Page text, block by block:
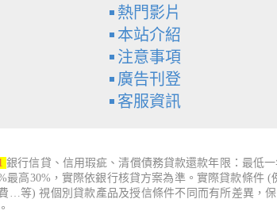
熱門影片
本站介紹
注意事項
廣告刊登
客服資訊
銀行信貸、信用瑕疵、清償債務貸款還款年限：最低
最高30%，實際依銀行核貸方案為準。實際貸款條件
…等) 視個別貸款產品及授信條件不同而有所差異，